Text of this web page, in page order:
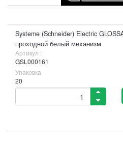
Systeme (Schneider) Electric
проходной белый механизм
Артикул :
GSL000161
Упаковка
20